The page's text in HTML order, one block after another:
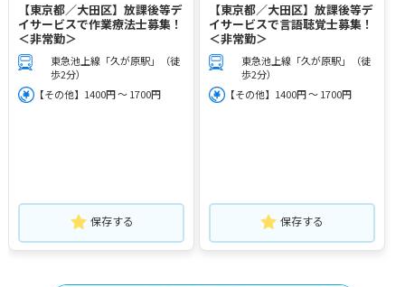
【東京都／大田区】放課後等デ
イサービスで作業療法士募集！
＜非常勤＞
東急池上線「久が原駅」（徒
歩2分）
【その他】1400円 ～ 1700円
保存する
【東京都／大田区】放課後等デ
イサービスで言語聴覚士募集！
＜非常勤＞
東急池上線「久が原駅」（徒
歩2分）
【その他】1400円 ～ 1700円
保存する